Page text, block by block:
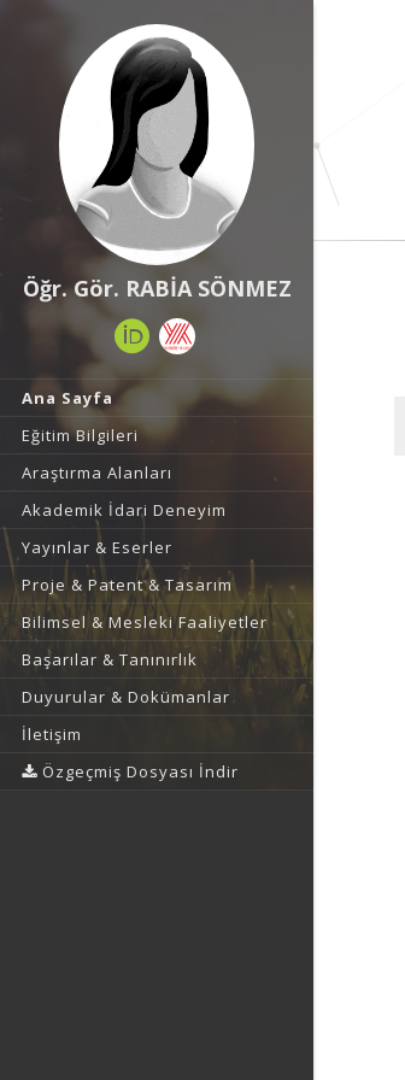
Öğr. Gör. RABİA SÖNMEZ
Ana Sayfa
Eğitim Bilgileri
Araştırma Alanları
Akademik İdari Deneyim
Yayınlar & Eserler
Proje & Patent & Tasarım
Bilimsel & Mesleki Faaliyetler
Başarılar & Tanınırlık
Duyurular & Dokümanlar
İletişim
Özgeçmiş Dosyası İndir